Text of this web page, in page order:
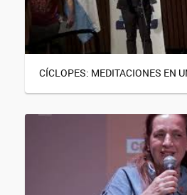
CÍCLOPES: MEDITACIONES EN